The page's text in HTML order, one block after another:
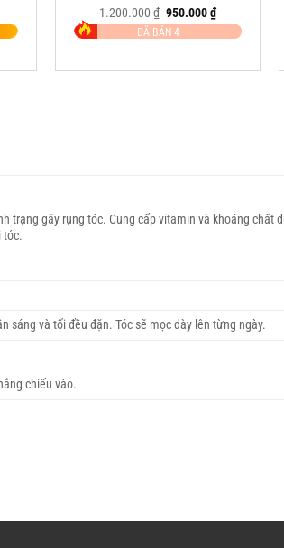
trên
5
đánh
1.200.000₫ Giá
gốc
là:
950.000₫Giá
hiện
tại
ĐÃ BÁN 4
trạng gãy rụng tóc. Cung cấp vitamin và khoáng chất
tóc.
sáng và tối đều đặn. Tóc sẽ mọc dày lên từng ngày.
chiếu vào.